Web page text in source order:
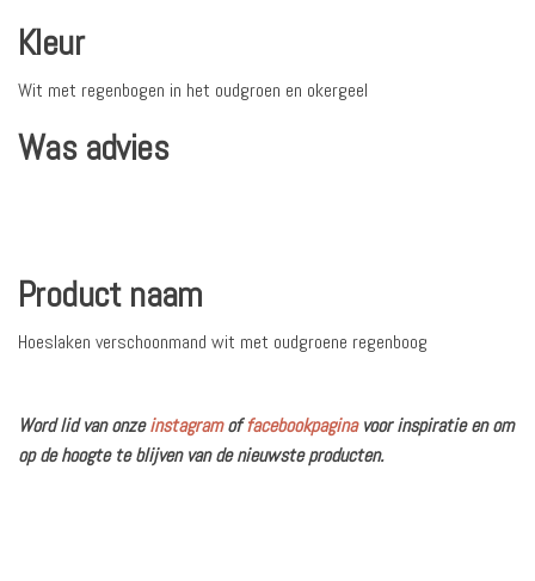
Kleur
Wit met regenbogen in het oudgroen en okergeel
Was advies
Product naam
Hoeslaken verschoonmand wit met oudgroene regenboog
Word lid van onzeinstagramoffacebookpaginavoor inspiratie en om
op de hoogte te blijven van de nieuwste producten.